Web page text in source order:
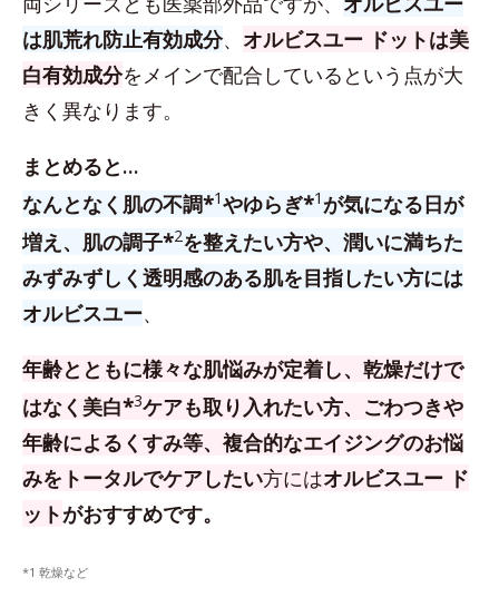
は肌荒れ防止有効成分、 オルビスユー ドットは美
白有効成分をメインで配合しているという点が大
きく異なります。
まとめると…
なんとなく肌の不調*1やゆらぎ*1 が気になる日が
増え、肌の調子*2を整えたい方や、潤いに満ちた
みずみずしく透明感のある肌を目指したい方には
オルビスユー、
年齢とともに様々な肌悩みが定着し、乾燥だけで
はなく美白*3ケアも取り入れたい方、 ごわつきや
年齢によるくすみ等、複合的なエイジングのお悩
みをトータルでケアしたい方にはオルビスユー ド
ットがおすすめです。
*1 乾燥など